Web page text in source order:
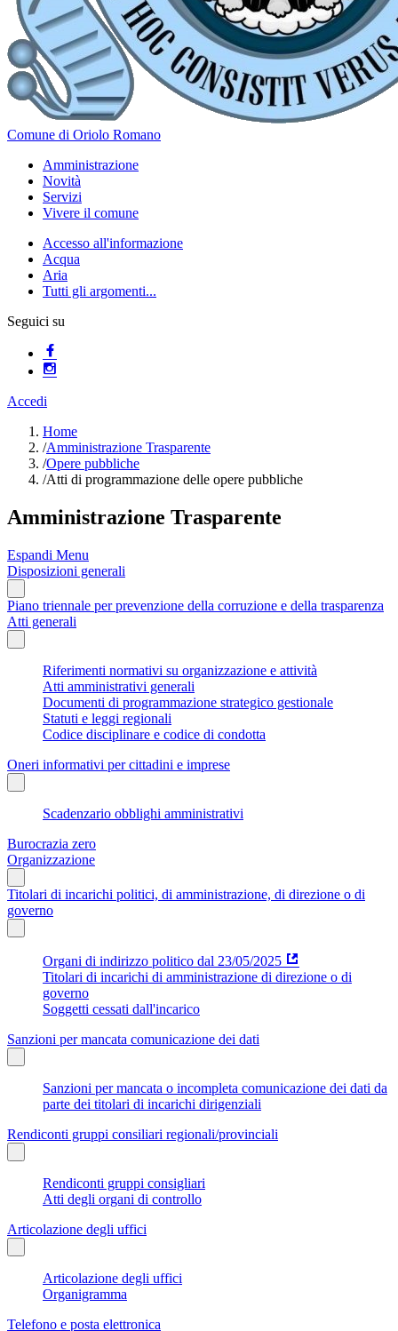
Comune di Oriolo Romano
Amministrazione
Novità
Servizi
Vivere il comune
Accesso all'informazione
Acqua
Aria
Tutti gli argomenti...
Seguici su
Accedi
Home
/Amministrazione Trasparente
/Opere pubbliche
/Atti di programmazione delle opere pubbliche
Amministrazione Trasparente
Espandi Menu
Disposizioni generali
Piano triennale per prevenzione della corruzione e della trasparenza
Atti generali
Riferimenti normativi su organizzazione e attività
Atti amministrativi generali
Documenti di programmazione strategico gestionale
Statuti e leggi regionali
Codice disciplinare e codice di condotta
Oneri informativi per cittadini e imprese
Scadenzario obblighi amministrativi
Burocrazia zero
Organizzazione
Titolari di incarichi politici, di amministrazione, di direzione o di
governo
Organi di indirizzo politico dal 23/05/2025
Titolari di incarichi di amministrazione di direzione o di
governo
Soggetti cessati dall'incarico
Sanzioni per mancata comunicazione dei dati
Sanzioni per mancata o incompleta comunicazione dei dati da
parte dei titolari di incarichi dirigenziali
Rendiconti gruppi consiliari regionali/provinciali
Rendiconti gruppi consigliari
Atti degli organi di controllo
Articolazione degli uffici
Articolazione degli uffici
Organigramma
Telefono e posta elettronica